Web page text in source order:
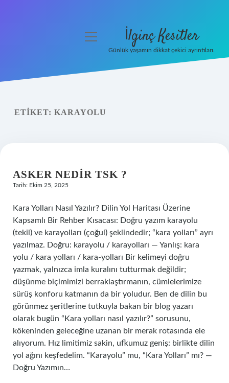
Yasal Uyarı
menüyü
İlginç Kesitler
Günlük yaşamın dikkat çekici ayrıntıları.
ETIKET: KARAYOLU
ASKER NEDIR TSK ?
Tarih: Ekim 25, 2025
Kara Yolları Nasıl Yazılır? Dilin Yol Haritası Üzerine
Kapsamlı Bir Rehber Kısacası: Doğru yazım karayolu
(tekil) ve karayolları (çoğul) şeklindedir; “kara yolları” ayrı
yazılmaz. Doğru: karayolu / karayolları — Yanlış: kara
yolu / kara yolları / kara-yolları Bir kelimeyi doğru
yazmak, yalnızca imla kuralını tutturmak değildir;
düşünme biçimimizi berraklaştırmanın, cümlelerimize
sürüş konforu katmanın da bir yoludur. Ben de dilin bu
görünmez şeritlerine tutkuyla bakan bir blog yazarı
olarak bugün “Kara yolları nasıl yazılır?” sorusunu,
kökeninden geleceğine uzanan bir merak rotasında ele
alıyorum. Hız limitimiz sakin, ufkumuz geniş: birlikte dilin
yol ağını keşfedelim. “Karayolu” mu, “Kara Yolları” mı? —
Doğru Yazımın…